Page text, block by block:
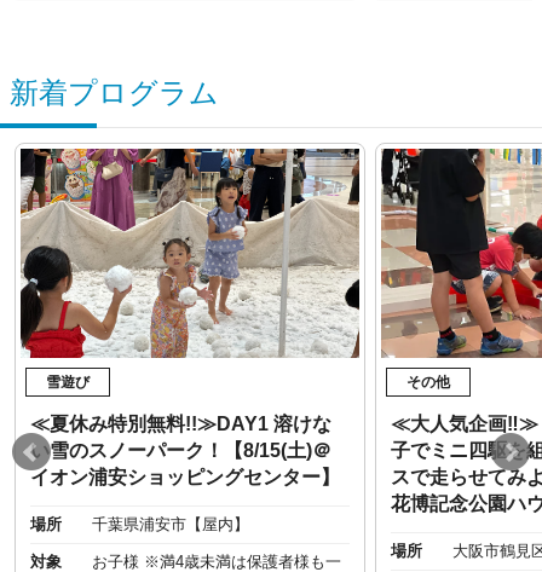
新着プログラム
雪遊び
≪夏休み特別無料!!≫DAY1 溶けな
い雪のスノーパーク！【8/15(土)＠
イオン浦安ショッピングセンター】
場所 千葉県浦安市【屋内】
対象
お子様 ※満4歳未満は保護者様も一
その他
≪大人気企画‼︎≫
子でミニ四駆を
スで走らせてみ
花博記念公園ハ
場所 大阪市鶴見